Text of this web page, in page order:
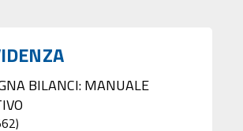
BILANCI: MANUALE